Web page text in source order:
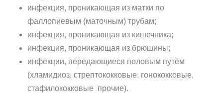
инфекция, проникающая из матки по
фаллопиевым (маточным) трубам;
инфекция, проникающая из кишечника;
инфекция, проникающая из брюшины;
инфекции, передающиеся половым путём
(хламидиоз, стрептококковые, гонококковые,
стафилококковые прочие).